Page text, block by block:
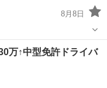
8月8日
万↑中型免許ドライバ